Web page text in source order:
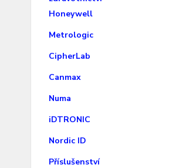
Honeywell
Metrologic
CipherLab
Canmax
Numa
iDTRONIC
Nordic ID
Příslušenství